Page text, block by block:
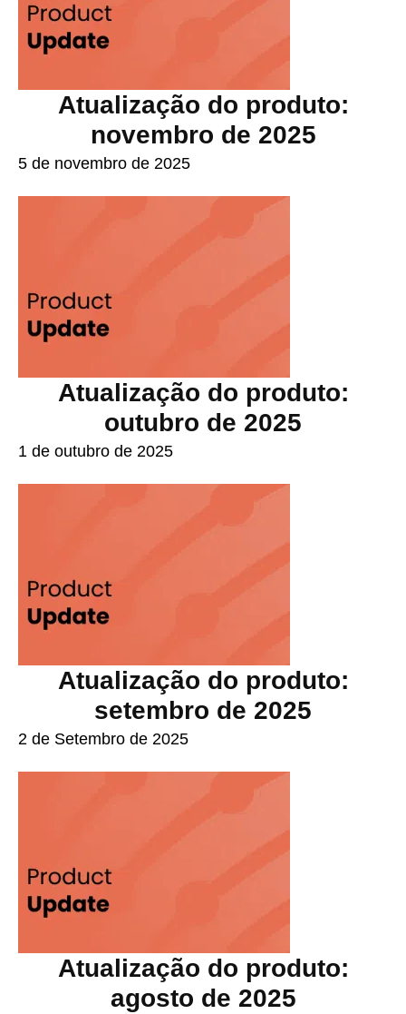
Atualização do produto:
novembro de 2025
5 de novembro de 2025
Atualização do produto:
outubro de 2025
1 de outubro de 2025
Atualização do produto:
setembro de 2025
2 de Setembro de 2025
Atualização do produto:
agosto de 2025